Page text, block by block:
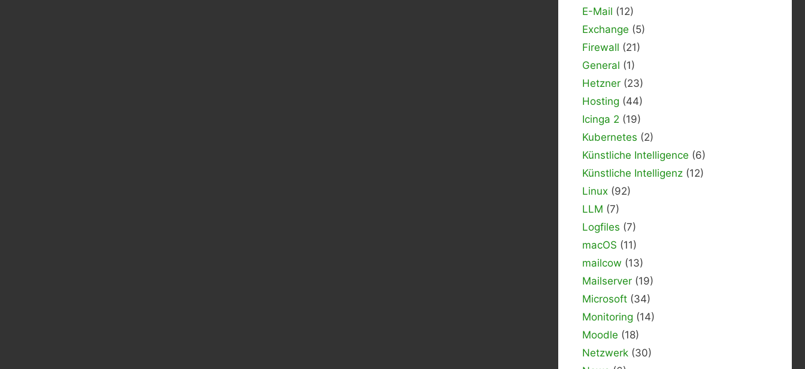
E-Mail (12)
Exchange (5)
Firewall (21)
General (1)
Hetzner (23)
Hosting (44)
Icinga 2 (19)
Kubernetes (2)
Künstliche Intelligence (6)
Künstliche Intelligenz (12)
Linux (92)
LLM (7)
Logfiles (7)
macOS (11)
mailcow (13)
Mailserver (19)
Microsoft (34)
Monitoring (14)
Moodle (18)
Netzwerk (30)